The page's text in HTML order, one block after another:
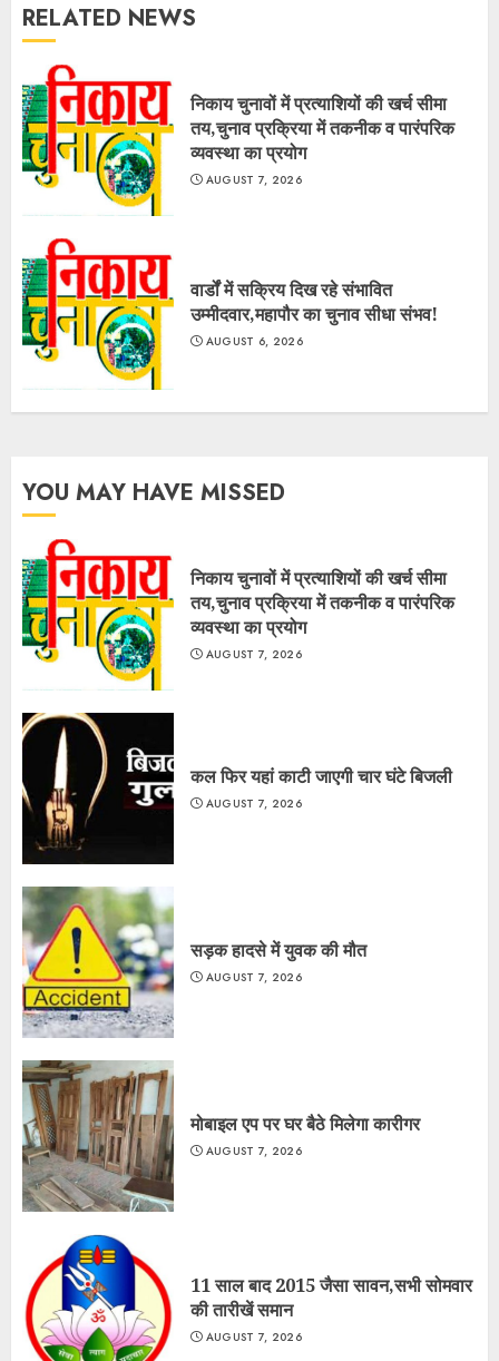
RELATED NEWS
निकाय चुनावों में प्रत्याशियों की खर्च सीमा
तय,चुनाव प्रक्रिया में तकनीक व पारंपरिक
व्यवस्था का प्रयोग
AUGUST 7, 2026
वार्डों में सक्रिय दिख रहे संभावित
उम्मीदवार,महापौर का चुनाव सीधा संभव!
AUGUST 6, 2026
YOU MAY HAVE MISSED
निकाय चुनावों में प्रत्याशियों की खर्च सीमा
तय,चुनाव प्रक्रिया में तकनीक व पारंपरिक
व्यवस्था का प्रयोग
AUGUST 7, 2026
कल फिर यहां काटी जाएगी चार घंटे बिजली
AUGUST 7, 2026
सड़क हादसे में युवक की मौत
AUGUST 7, 2026
मोबाइल एप पर घर बैठे मिलेगा कारीगर
AUGUST 7, 2026
11 साल बाद 2015 जैसा सावन,सभी सोमवार
की तारीखें समान
AUGUST 7, 2026